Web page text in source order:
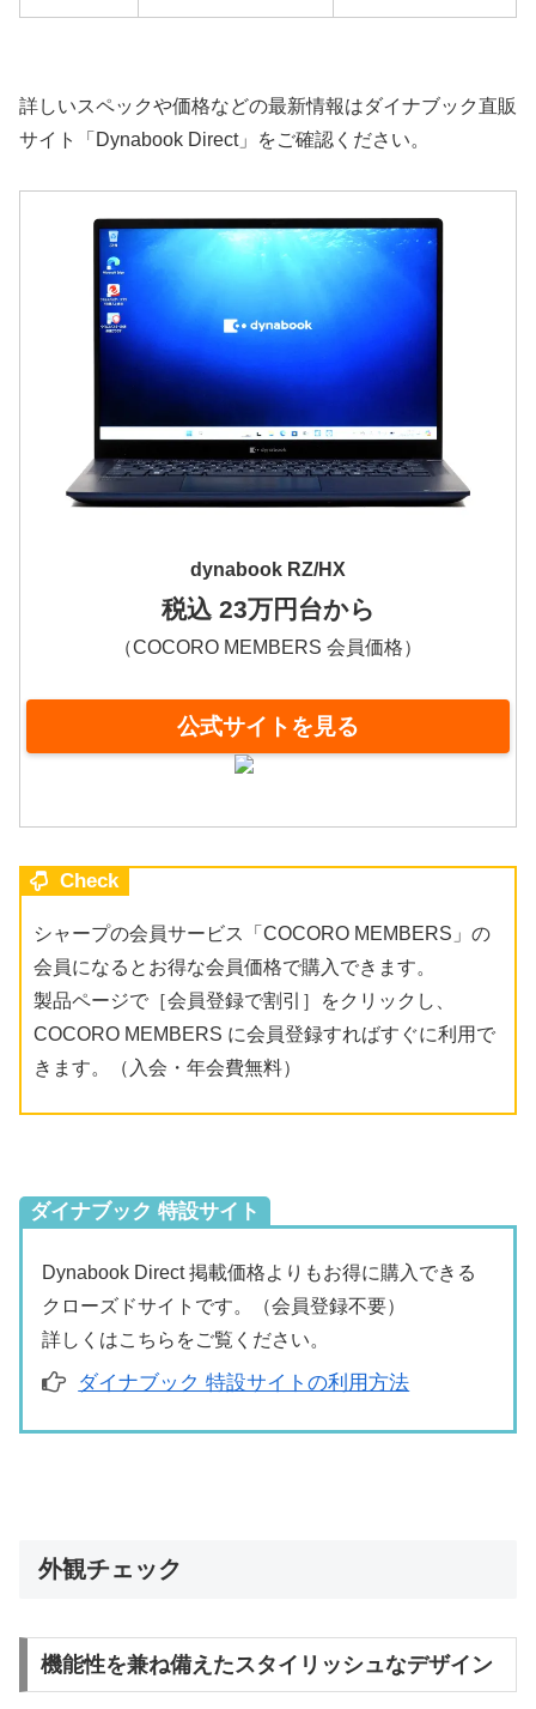
詳しいスペックや価格などの最新情報はダイナブック直販
サイト「Dynabook Direct」をご確認ください。
dynabook RZ/HX
税込 23万円台から
（COCORO MEMBERS 会員価格）
公式サイトを見る
Check
シャープの会員サービス「COCORO MEMBERS」の
会員になるとお得な会員価格で購入できます。
製品ページで［会員登録で割引］をクリックし、
COCORO MEMBERS に会員登録すればすぐに利用で
きます。（入会・年会費無料）
ダイナブック 特設サイト
Dynabook Direct 掲載価格よりもお得に購入できる
クローズドサイトです。（会員登録不要）
詳しくはこちらをご覧ください。
ダイナブック 特設サイトの利用方法
外観チェック
機能性を兼ね備えたスタイリッシュなデザイン